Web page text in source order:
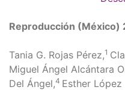
Reproducción (México)
Tania G. Rojas Pérez,1
Miguel Ángel Alcántara
Del Ángel,4 Esther López